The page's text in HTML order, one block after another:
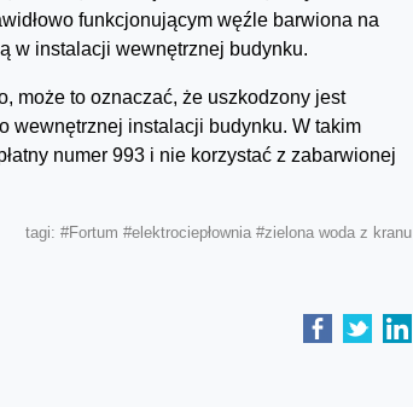
funkcjonującym węźle barwiona na
w instalacji wewnętrznej budynku.
może to oznaczać, że uszkodzony jest
wewnętrznej instalacji budynku. W takim
numer 993 i nie korzystać z zabarwionej
tagi: #Fortum #elektrociepłownia #zielona woda z kranu